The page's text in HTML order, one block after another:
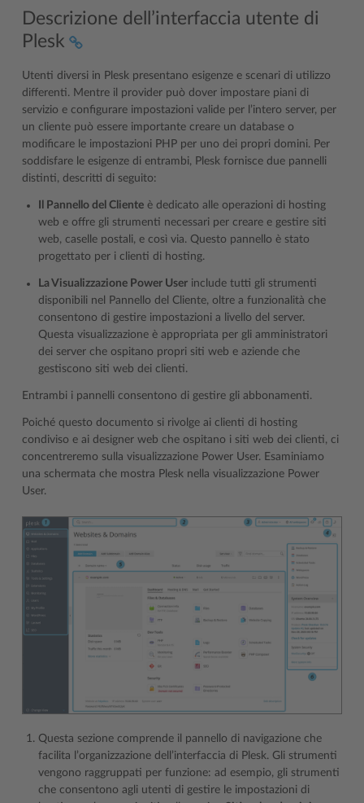
Descrizione dell’interfaccia utente di
Plesk
Utenti diversi in Plesk presentano esigenze e scenari di utilizzo
differenti. Mentre il provider può dover impostare piani di
servizio e configurare impostazioni valide per l’intero server, per
un cliente può essere importante creare un database o
modificare le impostazioni PHP per uno dei propri domini. Per
soddisfare le esigenze di entrambi, Plesk fornisce due pannelli
distinti, descritti di seguito:
Il Pannello del Cliente è dedicato alle operazioni di hosting
web e offre gli strumenti necessari per creare e gestire siti
web, caselle postali, e così via. Questo pannello è stato
progettato per i clienti di hosting.
La Visualizzazione Power User include tutti gli strumenti
disponibili nel Pannello del Cliente, oltre a funzionalità che
consentono di gestire impostazioni a livello del server.
Questa visualizzazione è appropriata per gli amministratori
dei server che ospitano propri siti web e aziende che
gestiscono siti web dei clienti.
Entrambi i pannelli consentono di gestire gli abbonamenti.
Poiché questo documento si rivolge ai clienti di hosting
condiviso e ai designer web che ospitano i siti web dei clienti, ci
concentreremo sulla visualizzazione Power User. Esaminiamo
una schermata che mostra Plesk nella visualizzazione Power
User.
Questa sezione comprende il pannello di navigazione che
facilita l’organizzazione dell’interfaccia di Plesk. Gli strumenti
vengono raggruppati per funzione: ad esempio, gli strumenti
che consentono agli utenti di gestire le impostazioni di